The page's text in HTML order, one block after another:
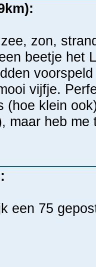
zon,
beetje het
vijfje.
(hoe klein
maar heb
een 75